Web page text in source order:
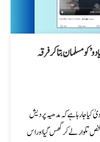
کو مسلمان بتا کر فرقہ
جا رہا ہے کہ مدھیہ پردیش
تلوار لے کر گھس گیا اور اس